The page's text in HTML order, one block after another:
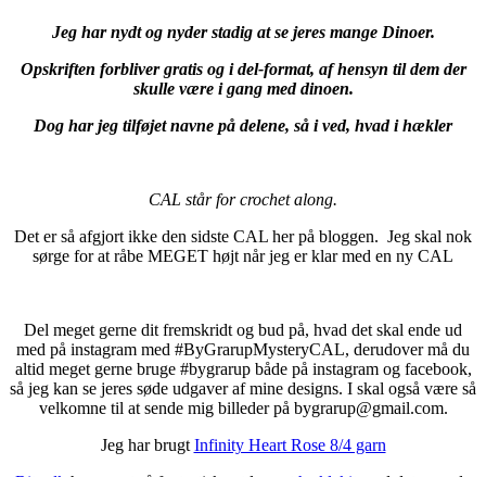
Jeg har nydt og nyder stadig at se jeres mange Dinoer.
Opskriften forbliver gratis og i del-format, af hensyn til dem der
skulle være i gang med dinoen.
Dog har jeg tilføjet navne på delene, så i ved, hvad i hækler
CAL står for crochet along.
Det er så afgjort ikke den sidste CAL her på bloggen. Jeg skal nok
sørge for at råbe MEGET højt når jeg er klar med en ny CAL
Del meget gerne dit fremskridt og bud på, hvad det skal ende ud
med på instagram med #ByGrarupMysteryCAL, derudover må du
altid meget gerne bruge #bygrarup både på instagram og facebook,
så jeg kan se jeres søde udgaver af mine designs. I skal også være så
velkomne til at sende mig billeder på bygrarup@gmail.com.
Jeg har brugt Infinity Heart Rose 8/4 garn